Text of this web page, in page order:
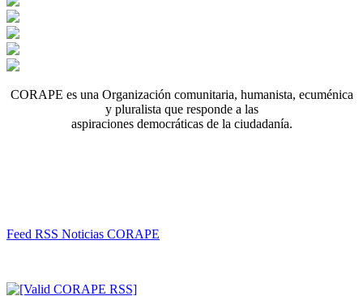
CORAPE es una Organización comunitaria, humanista, ecuménica
y pluralista que responde a las
aspiraciones democráticas de la ciudadanía.
Feed RSS Noticias CORAPE